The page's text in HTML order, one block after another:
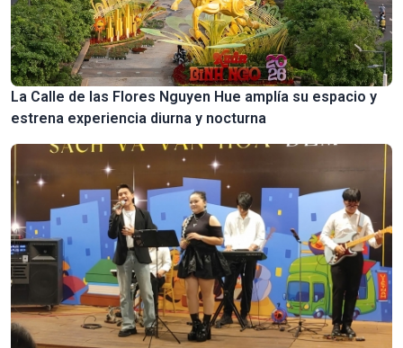
La Calle de las Flores Nguyen Hue amplía su espacio y
estrena experiencia diurna y nocturna